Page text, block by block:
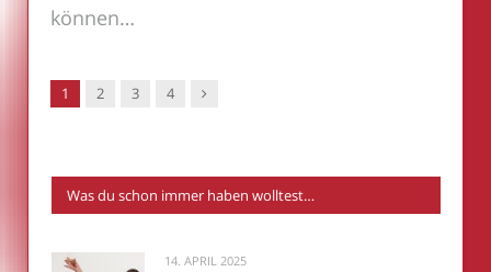
können…
1 2 3 4 Nachfolger
Was du schon immer haben wolltest…
14. APRIL 2025